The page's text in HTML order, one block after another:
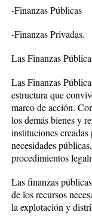
-Finanzas Públicas
-Finanzas Privadas.
Las Finanzas
Las Finanzas
estructura que
marco de acción.
los demás bienes y
instituciones
necesidades
procedimientos
Las finanzas
de los recursos
la explotación y